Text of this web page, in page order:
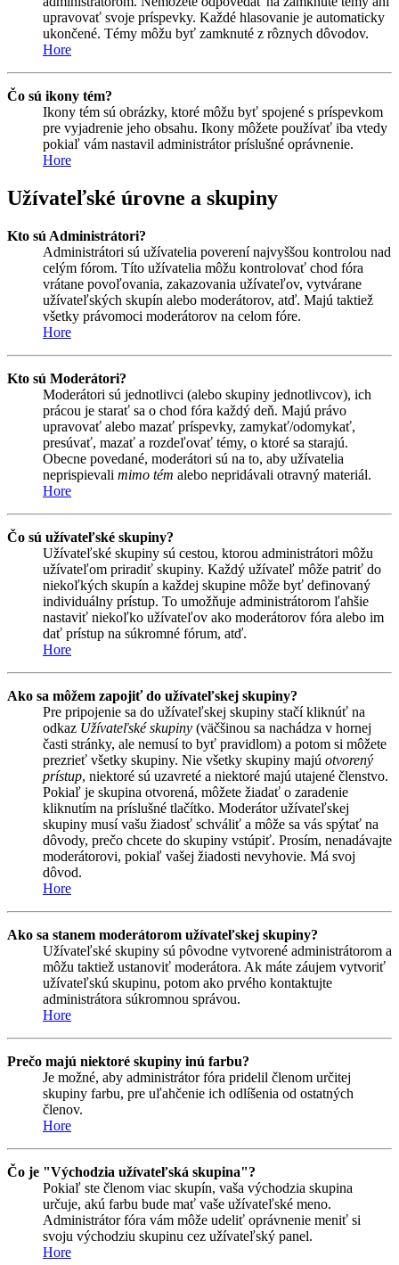
upravovať svoje príspevky. Každé hlasovanie je automaticky
ukončené. Témy môžu byť zamknuté z rôznych dôvodov.
Hore
Čo sú ikony tém?
Ikony tém sú obrázky, ktoré môžu byť spojené s príspevkom
pre vyjadrenie jeho obsahu. Ikony môžete používať iba vtedy
pokiaľ vám nastavil administrátor príslušné oprávnenie.
Hore
Užívateľské úrovne a skupiny
Kto sú Administrátori?
Administrátori sú užívatelia poverení najvyššou kontrolou nad
celým fórom. Títo užívatelia môžu kontrolovať chod fóra
vrátane povoľovania, zakazovania užívateľov, vytvárane
užívateľských skupín alebo moderátorov, atď. Majú taktiež
všetky právomoci moderátorov na celom fóre.
Hore
Kto sú Moderátori?
Moderátori sú jednotlivci (alebo skupiny jednotlivcov), ich
prácou je starať sa o chod fóra každý deň. Majú právo
upravovať alebo mazať príspevky, zamykať/odomykať,
presúvať, mazať a rozdeľovať témy, o ktoré sa starajú.
Obecne povedané, moderátori sú na to, aby užívatelia
neprispievali mimo tém alebo nepridávali otravný materiál.
Hore
Čo sú užívateľské skupiny?
Užívateľské skupiny sú cestou, ktorou administrátori môžu
užívateľom priradiť skupiny. Každý užívateľ môže patriť do
niekoľkých skupín a každej skupine môže byť definovaný
individuálny prístup. To umožňuje administrátorom ľahšie
nastaviť niekoľko užívateľov ako moderátorov fóra alebo im
dať prístup na súkromné fórum, atď.
Hore
Ako sa môžem zapojiť do užívateľskej skupiny?
Pre pripojenie sa do užívateľskej skupiny stačí kliknúť na
odkaz Užívateľské skupiny (väčšinou sa nachádza v hornej
časti stránky, ale nemusí to byť pravidlom) a potom si môžete
prezrieť všetky skupiny. Nie všetky skupiny majú otvorený
prístup, niektoré sú uzavreté a niektoré majú utajené členstvo.
Pokiaľ je skupina otvorená, môžete žiadať o zaradenie
kliknutím na príslušné tlačítko. Moderátor užívateľskej
skupiny musí vašu žiadosť schváliť a môže sa vás spýtať na
dôvody, prečo chcete do skupiny vstúpiť. Prosím, nenadávajte
moderátorovi, pokiaľ vašej žiadosti nevyhovie. Má svoj
dôvod.
Hore
Ako sa stanem moderátorom užívateľskej skupiny?
Užívateľské skupiny sú pôvodne vytvorené administrátorom a
môžu taktiež ustanoviť moderátora. Ak máte záujem vytvoriť
užívateľskú skupinu, potom ako prvého kontaktujte
administrátora súkromnou správou.
Hore
Prečo majú niektoré skupiny inú farbu?
Je možné, aby administrátor fóra pridelil členom určitej
skupiny farbu, pre uľahčenie ich odlíšenia od ostatných
členov.
Hore
Čo je "Východzia užívateľská skupina"?
Pokiaľ ste členom viac skupín, vaša východzia skupina
určuje, akú farbu bude mať vaše užívateľské meno.
Administrátor fóra vám môže udeliť oprávnenie meniť si
svoju východziu skupinu cez užívateľský panel.
Hore